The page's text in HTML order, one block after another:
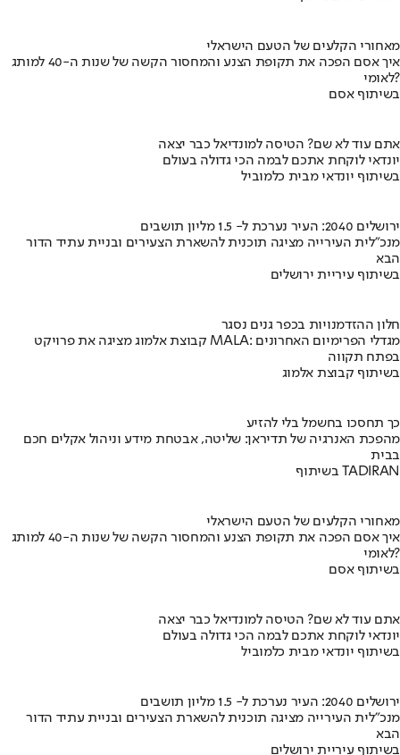
מאחורי הקלעים של הטעם הישראלי
איך אסם הפכה את תקופת הצנע והמחסור הקשה של שנות ה-40 למותג
לאומי?
בשיתוף אסם
אתם עוד לא שם? הטיסה למונדיאל כבר יצאה
יונדאי לוקחת אתכם לבמה הכי גדולה בעולם
בשיתוף יונדאי מבית כלמוביל
ירושלים 2040: העיר נערכת ל- 1.5 מליון תושבים
מנכ"לית העירייה מציגה תוכנית להשארת הצעירים ובניית עתיד הדור
הבא
בשיתוף עיריית ירושלים
חלון ההזדמנויות בכפר גנים נסגר
קבוצת אלמוג מציגה את פרויקט MALA: מגדלי הפרימיום האחרונים
בפתח תקווה
בשיתוף קבוצת אלמוג
כך תחסכו בחשמל בלי להזיע
מהפכת האנרגיה של תדיראן: שליטה, אבטחת מידע וניהול אקלים חכם
בבית
בשיתוף TADIRAN
מאחורי הקלעים של הטעם הישראלי
איך אסם הפכה את תקופת הצנע והמחסור הקשה של שנות ה-40 למותג
לאומי?
בשיתוף אסם
אתם עוד לא שם? הטיסה למונדיאל כבר יצאה
יונדאי לוקחת אתכם לבמה הכי גדולה בעולם
בשיתוף יונדאי מבית כלמוביל
ירושלים 2040: העיר נערכת ל- 1.5 מליון תושבים
מנכ"לית העירייה מציגה תוכנית להשארת הצעירים ובניית עתיד הדור
הבא
בשיתוף עיריית ירושלים